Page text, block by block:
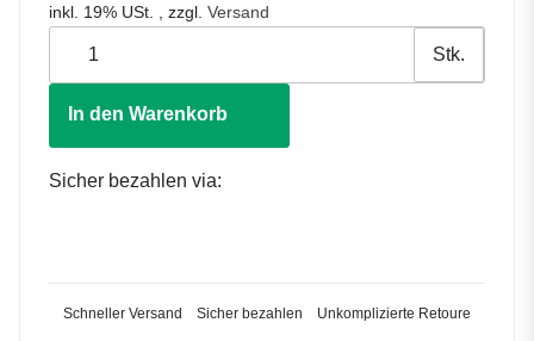
inkl. 19% USt. , zzgl. Versand
Stk.
In den Warenkorb
Sicher bezahlen via:
Schneller Versand Sicher bezahlen Unkomplizierte Retoure